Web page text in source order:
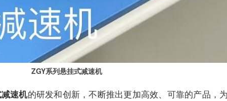
ZGY系列悬挂式减速机
速机的研发和创新，不断推出更加高效、可靠的产品，